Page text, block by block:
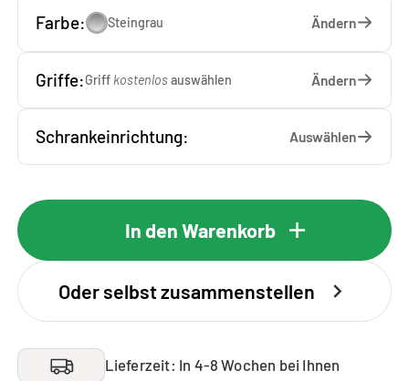
Farbe: Steingrau Ändern
Griffe:Griff kostenlosauswählen Ändern
Schrankeinrichtung: Auswählen
In den Warenkorb
Oder selbst zusammenstellen
Lieferzeit: In 4-8 Wochen bei Ihnen